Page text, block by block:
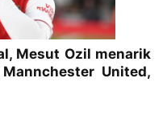
Mesut Ozil menarik
United,